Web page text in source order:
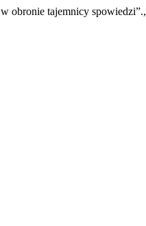
obronie tajemnicy spowiedzi”.,